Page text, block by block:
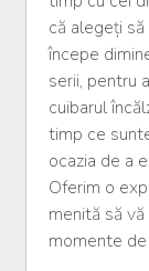
că alegeți
începe
serii, pentru
cuibarul
timp ce
ocazia de a
Oferim o
menită să
momente